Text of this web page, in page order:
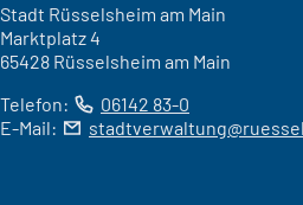
Stadt Rüsselsheim am Main
Marktplatz 4
65428 Rüsselsheim am Main
Telefon:
06142 83-0
E-Mail:
stadtverwaltung